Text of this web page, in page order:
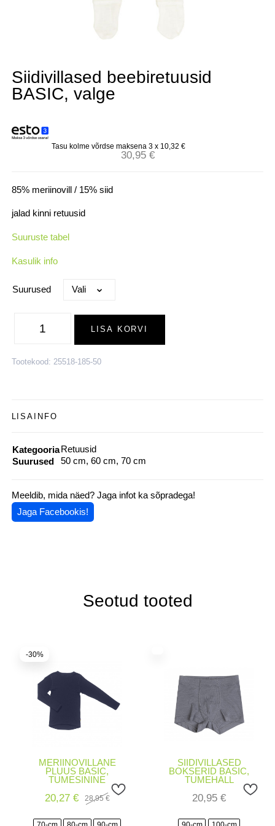
Siidivillased beebiretuusid
BASIC, valge
Tasu kolme võrdse maksena 3 x 10,32 €
30,95 €
85% meriinovill / 15% siid
jalad kinni retuusid
Suuruste tabel
Kasulik info
Suurused
beebiretuusid
BASIC,
LISA KORVI
Tootekood: 25518-185-50
LISAINFO
Kategooria Retuusid
Suurused
50 cm, 60 cm, 70 cm
Meeldib, mida näed? Jaga infot ka sõpradega!
Jaga Facebookis!
Seotud tooted
-30%
MERIINOVILLANE
PLUUS BASIC,
TUMESININE
28,95€
Algne
oli:
20,27€Current
is:
SIIDIVILLASED
BOKSERID BASIC,
TUMEHALL
20,95€